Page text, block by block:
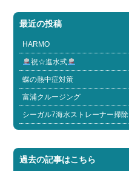
最近の投稿
HARMO
祝☆進水式
蝶の熱中症対策
富浦クルージング
シーガル7海水ストレーナー掃除
過去の記事はこちら